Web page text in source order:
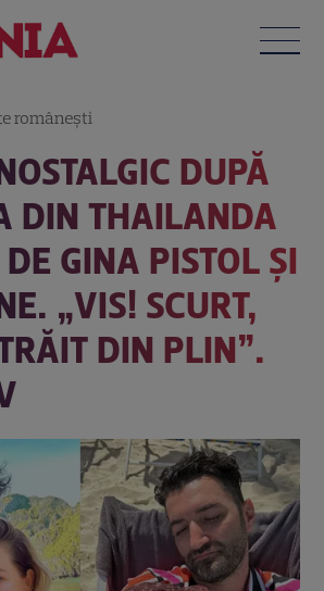
româneşti
DUPĂ
DIN THAILANDA
GINA PISTOL ȘI
„VIS! SCURT,
DIN PLIN”.